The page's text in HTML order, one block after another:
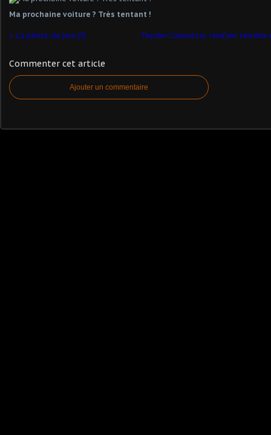
Ma prochaine voiture ? Très tentant !
La photo du jour (5) Teodor Currentzis, l'enfant terrible
Commenter cet article
Ajouter un commentaire